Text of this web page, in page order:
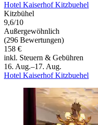
Hotel Kaiserhof Kitzbuehel
Kitzbühel
9,6/10
Außergewöhnlich
(296 Bewertungen)
158 €
inkl. Steuern & Gebühren
16. Aug.–17. Aug.
Hotel Kaiserhof Kitzbuehel